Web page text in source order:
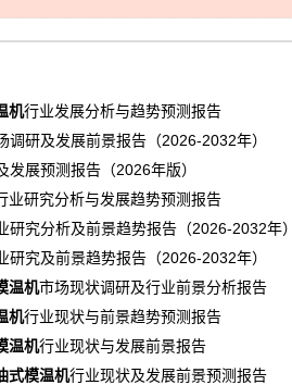
机行业发展分析与趋势预测报告
调研及发展前景报告（2026-2032年）
发展预测报告（2026年版）
业研究分析与发展趋势预测报告
研究分析及前景趋势报告（2026-2032年
研究及前景趋势报告（2026-2032年）
温机市场现状调研及行业前景分析报告
机行业现状与前景趋势预测报告
温机行业现状与发展前景报告
式模温机行业现状及发展前景预测报告